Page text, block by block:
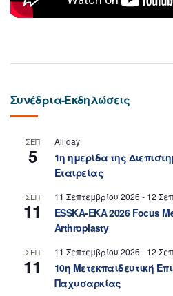
Συνέδρια-Εκδηλώσεις
ΣΕΠ
5
All day
1η ημερίδα της
Εταιρείας
ΣΕΠ
11
11 Σεπτεμβρίου 2026 - 12
ESSKA-EKA 2026 Focus
Arthroplasty
ΣΕΠ
11
11 Σεπτεμβρίου 2026 - 12
10η Μετεκπαιδευτική
Παχυσαρκίας